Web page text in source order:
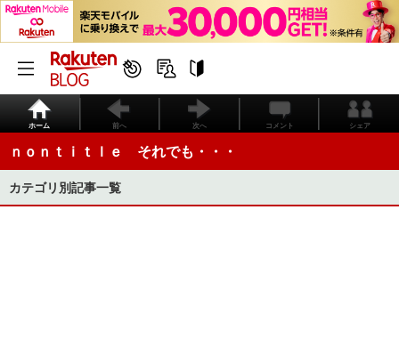
ホーム 前へ 次へ コメント シェア
ｎｏｎｔｉｔｌｅ それでも・・・
カテゴリ別記事一覧